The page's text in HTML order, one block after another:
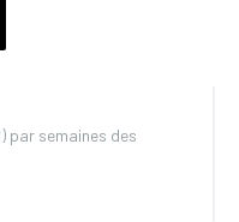
par semaines des